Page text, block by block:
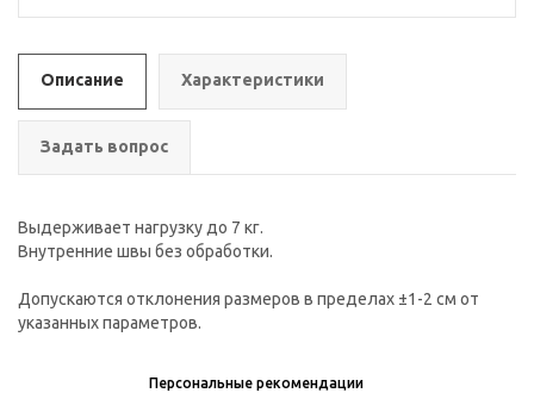
Описание Характеристики
Задать вопрос
Выдерживает нагрузку до 7 кг.
Внутренние швы без обработки.
Допускаются отклонения размеров в пределах ±1-2 см от
указанных параметров.
Персональные рекомендации